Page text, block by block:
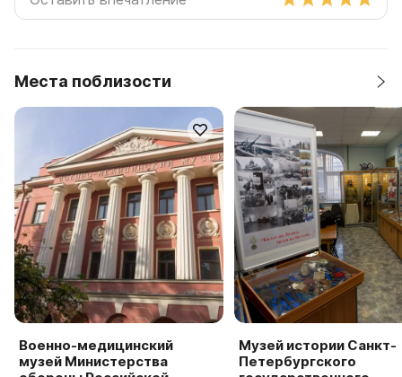
Места поблизости
Военно-медицинский
музей Министерства
Музей истории Санкт-
Петербургского